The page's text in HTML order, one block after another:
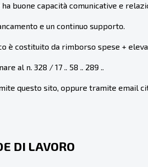
buone capacità comunicative e
e un continuo supporto.
è costituito da rimborso spese +
al n. 328 / 17 .. 58 .. 289 ..
questo sito, oppure tramite email
DI LAVORO